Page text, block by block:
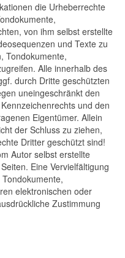
die Urheberrechte
von ihm selbst erstellte
und Texte zu
Tondokumente,
Alle innerhalb des
durch Dritte geschützten
uneingeschränkt den
und den
Eigentümer. Allein
der Schluss zu ziehen,
Dritter geschützt sind!
Autor selbst erstellte
Eine Vervielfältigung
elektronischen oder
Zustimmung